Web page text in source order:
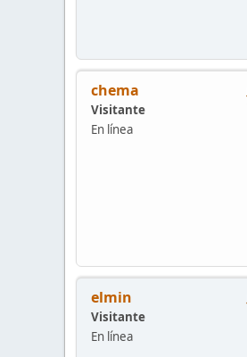
chema
Visitante
En línea
elmin
Visitante
En línea